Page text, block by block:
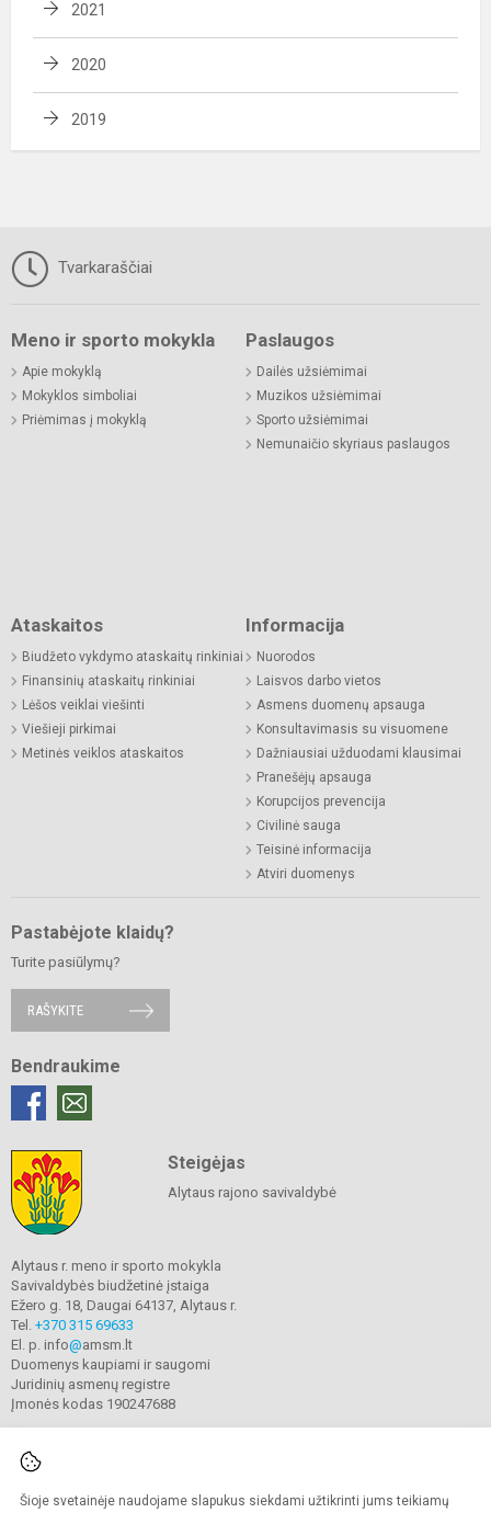
Šioje svetainėje naudojame slapukus siekdami užtikrinti jums teikiamų
2021
2020
2019
Tvarkaraščiai
Meno ir sporto mokykla
Apie mokyklą
Mokyklos simboliai
Priėmimas į mokyklą
Paslaugos
Dailės užsiėmimai
Muzikos užsiėmimai
Sporto užsiėmimai
Nemunaičio skyriaus paslaugos
Ataskaitos
Biudžeto vykdymo ataskaitų rinkiniai
Finansinių ataskaitų rinkiniai
Lėšos veiklai viešinti
Viešieji pirkimai
Metinės veiklos ataskaitos
Informacija
Nuorodos
Laisvos darbo vietos
Asmens duomenų apsauga
Konsultavimasis su visuomene
Dažniausiai užduodami klausimai
Pranešėjų apsauga
Korupcijos prevencija
Civilinė sauga
Teisinė informacija
Atviri duomenys
Pastabėjote klaidų?
Turite pasiūlymų?
RAŠYKITE
Bendraukime
Steigėjas
Alytaus rajono savivaldybė
Alytaus r. meno ir sporto mokykla
Savivaldybės biudžetinė įstaiga
Ežero g. 18, Daugai 64137, Alytaus r.
Tel. +370 315 69633
El. p. info@amsm.lt
Duomenys kaupiami ir saugomi
Juridinių asmenų registre
Įmonės kodas 190247688
© 2020. Alytaus r. meno ir sporto mokykla. Visos teisės saugomos.